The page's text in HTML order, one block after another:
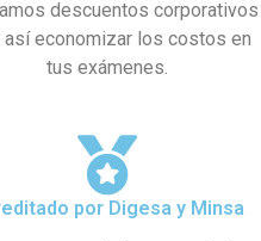
descuentos corporativos
así economizar los costos en
tus exámenes.
por Digesa y Minsa​